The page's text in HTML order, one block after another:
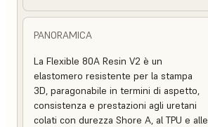
PANORAMICA
La Flexible 80A Resin V2 è un
elastomero resistente per la stampa
3D, paragonabile in termini di aspetto,
consistenza e prestazioni agli uretani
colati con durezza Shore A, al TPU e alle